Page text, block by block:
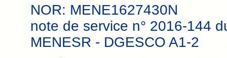
NOR: MENE1627430N
note de service n° 2016-144
MENESR - DGESCO A1-2